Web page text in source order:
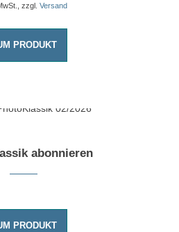
zzgl. Versand
PRODUKT
abonnieren
PRODUKT